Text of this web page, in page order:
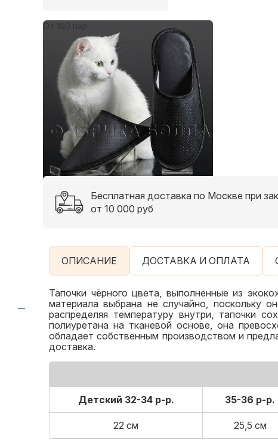
От 100 пар
Бесплатная доставка по Москве при
от 10 000 руб
ОПИСАНИЕ ДОСТАВКА И ОПЛАТА
Тапочки чёрного цвета, выполненные из
материала выбрана не случайно, поскольку
распределяя температуру внутри, тапочки
полиуретана на тканевой основе, она
обладает собственным производством и
доставка.
Детский 32-34 р-р. 35-36 р-р.
22 см 25,5 см